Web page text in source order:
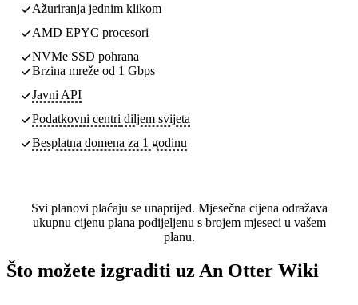
Ažuriranja jednim klikom
AMD EPYC procesori
NVMe SSD pohrana
Brzina mreže od 1 Gbps
Javni API
Podatkovni centri diljem svijeta
Besplatna domena za 1 godinu
Svi planovi plaćaju se unaprijed. Mjesečna cijena odražava
ukupnu cijenu plana podijeljenu s brojem mjeseci u vašem
planu.
Što možete izgraditi uz An Otter Wiki